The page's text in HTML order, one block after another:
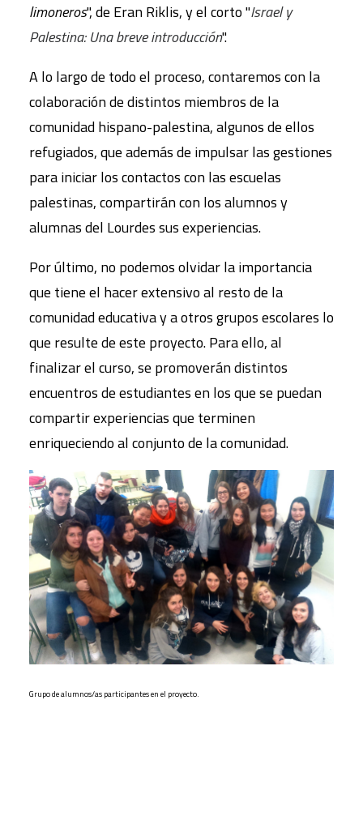
limoneros", de Eran Riklis, y el corto "Israel y
Palestina: Una breve introducción".
A lo largo de todo el proceso, contaremos con la
colaboración de distintos miembros de la
comunidad hispano-palestina, algunos de ellos
refugiados, que además de impulsar las gestiones
para iniciar los contactos con las escuelas
palestinas, compartirán con los alumnos y
alumnas del Lourdes sus experiencias.
Por último, no podemos olvidar la importancia
que tiene el hacer extensivo al resto de la
comunidad educativa y a otros grupos escolares lo
que resulte de este proyecto. Para ello, al
finalizar el curso, se promoverán distintos
encuentros de estudiantes en los que se puedan
compartir experiencias que terminen
enriqueciendo al conjunto de la comunidad.
Grupo de alumnos/as participantes en el proyecto.